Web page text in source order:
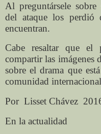
Al preguntársele
del ataque los
encuentran.
Cabe resaltar que el
compartir las imágenes
sobre el drama que
comunidad
Por Lisset Chávez
En la actualidad